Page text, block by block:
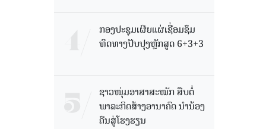
ກອງປະຊຸມເຜີຍແຜ່ເຊື່ອມຊຶມ
ທິດທາງປັບປຸງຫຼັກສູດ 6+3+3
ຊາວໜຸ່ມອາສາສະໝັກ ສືບຕໍ່
ພາລະກິດສ້າງອານາຄົດ ນໍານ້ອງ
ຄືນສູ່ໂຮງຮຽນ